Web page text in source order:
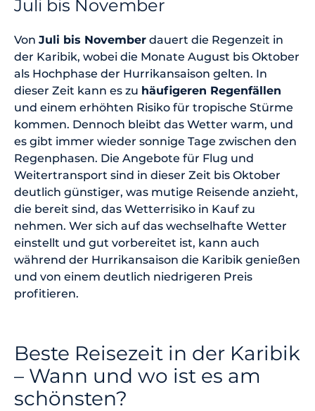
Juli bis November
Von Juli bis November dauert die Regenzeit in
der Karibik, wobei die Monate August bis Oktober
als Hochphase der Hurrikansaison gelten. In
dieser Zeit kann es zu häufigeren Regenfällen
und einem erhöhten Risiko für tropische Stürme
kommen. Dennoch bleibt das Wetter warm, und
es gibt immer wieder sonnige Tage zwischen den
Regenphasen. Die Angebote für Flug und
Weitertransport sind in dieser Zeit bis Oktober
deutlich günstiger, was mutige Reisende anzieht,
die bereit sind, das Wetterrisiko in Kauf zu
nehmen. Wer sich auf das wechselhafte Wetter
einstellt und gut vorbereitet ist, kann auch
während der Hurrikansaison die Karibik genießen
und von einem deutlich niedrigeren Preis
profitieren.
Beste Reisezeit in der Karibik
– Wann und wo ist es am
schönsten?